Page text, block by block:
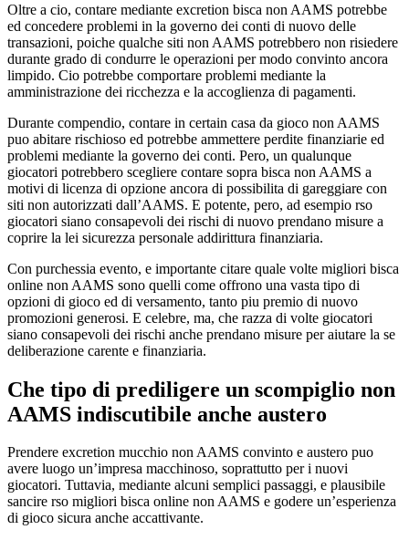
Oltre a cio, contare mediante excretion bisca non AAMS potrebbe
ed concedere problemi in la governo dei conti di nuovo delle
transazioni, poiche qualche siti non AAMS potrebbero non risiedere
durante grado di condurre le operazioni per modo convinto ancora
limpido. Cio potrebbe comportare problemi mediante la
amministrazione dei ricchezza e la accoglienza di pagamenti.
Durante compendio, contare in certain casa da gioco non AAMS
puo abitare rischioso ed potrebbe ammettere perdite finanziarie ed
problemi mediante la governo dei conti. Pero, un qualunque
giocatori potrebbero scegliere contare sopra bisca non AAMS a
motivi di licenza di opzione ancora di possibilita di gareggiare con
siti non autorizzati dall’AAMS. E potente, pero, ad esempio rso
giocatori siano consapevoli dei rischi di nuovo prendano misure a
coprire la lei sicurezza personale addirittura finanziaria.
Con purchessia evento, e importante citare quale volte migliori bisca
online non AAMS sono quelli come offrono una vasta tipo di
opzioni di gioco ed di versamento, tanto piu premio di nuovo
promozioni generosi. E celebre, ma, che razza di volte giocatori
siano consapevoli dei rischi anche prendano misure per aiutare la se
deliberazione carente e finanziaria.
Che tipo di prediligere un scompiglio non
AAMS indiscutibile anche austero
Prendere excretion mucchio non AAMS convinto e austero puo
avere luogo un’impresa macchinoso, soprattutto per i nuovi
giocatori. Tuttavia, mediante alcuni semplici passaggi, e plausibile
sancire rso migliori bisca online non AAMS e godere un’esperienza
di gioco sicura anche accattivante.